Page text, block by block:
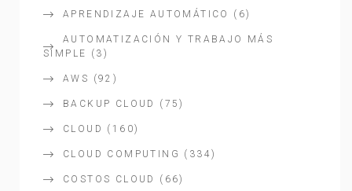
APRENDIZAJE AUTOMÁTICO (6)
AUTOMATIZACIÓN Y TRABAJO MÁS
SIMPLE
(3)
AWS (92)
BACKUP CLOUD (75)
CLOUD (160)
CLOUD COMPUTING (334)
COSTOS CLOUD (66)